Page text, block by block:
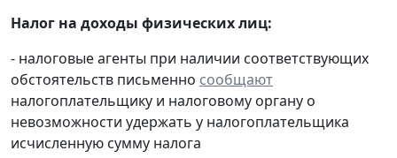
Налог на доходы физических лиц:
- налоговые агенты при наличии соответствующих
обстоятельств письменно сообщают
налогоплательщику и налоговому органу о
невозможности удержать у налогоплательщика
исчисленную сумму налога